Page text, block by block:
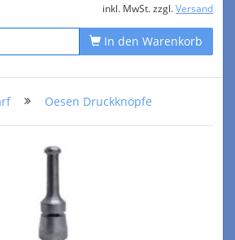
inkl. MwSt. zzgl. Versand
In den Warenkorb
Oesen Druckknöpfe